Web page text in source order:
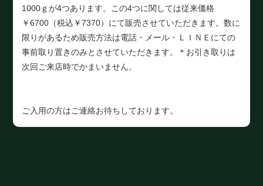
1000ｇが4つあります。この4つに関しては従来価格
￥6700（税込￥7370）にて販売させていただきます。数に
限りがあるため販売方法は電話・メール・ＬＩＮＥにての
事前取り置きのみとさせていただきます。＊お引き取りは
次回ご来店時でかまいません。
ご入用の方はご連絡お待ちしております。